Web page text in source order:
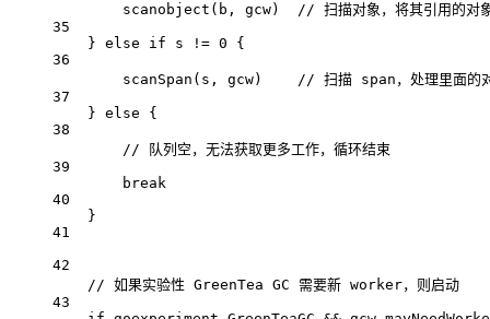
scanobject (b, gcw) // 扫描对象，将其引用的对
35
} else if s != 0 {
36
scanSpan (s, gcw) // 扫描 span，处理里面的
37
} else {
38
// 队列空，无法获取更多工作，循环结束
39
break
40
}
41
42
// 如果实验性 GreenTea GC 需要新 worker，则启动
43